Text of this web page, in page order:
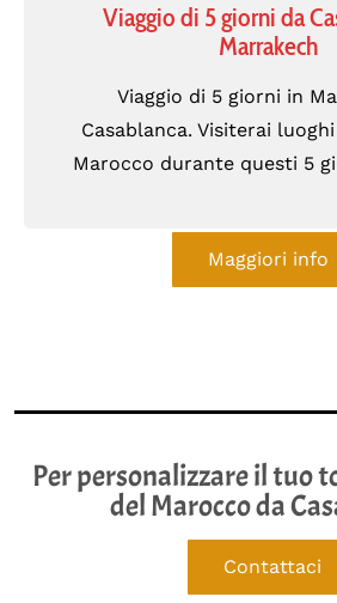
Viaggio di 5 giorni da
Marrakech
Viaggio di 5 giorni in
Casablanca. Visiterai
Marocco durante questi 5
Maggiori info
Per personalizzare il tuo
del Marocco da
Contattaci